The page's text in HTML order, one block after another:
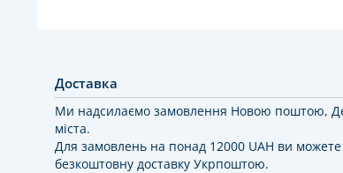
Доставка
Ми надсилаємо замовлення Новою поштою,
міста.
Для замовлень на понад 12000 UAH ви
безкоштовну доставку Укрпоштою.